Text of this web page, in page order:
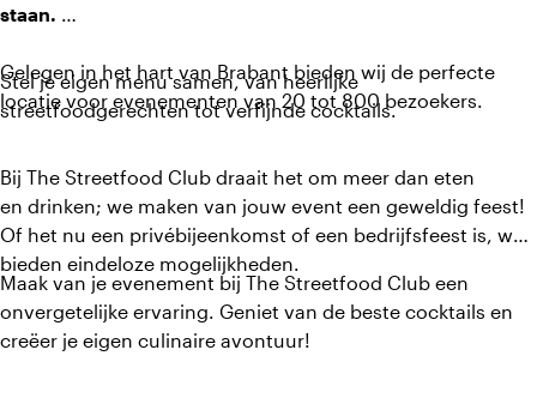
staan.
Gelegen in het hart van Brabant bieden wij de perfecte
locatie voor evenementen van 20 tot 800 bezoekers.
Stel je eigen menu samen, van heerlijke
streetfoodgerechten tot verfijnde cocktails.
Bij The Streetfood Club draait het om meer dan eten
en drinken; we maken van jouw event een geweldig feest!
Of het nu een privébijeenkomst of een bedrijfsfeest is, wij
bieden eindeloze mogelijkheden.
Maak van je evenement bij The Streetfood Club een
onvergetelijke ervaring. Geniet van de beste cocktails en
creëer je eigen culinaire avontuur!